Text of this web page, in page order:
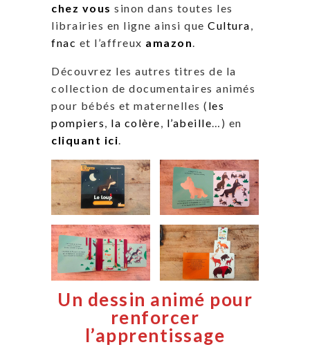
chez vous sinon dans toutes les
librairies en ligne ainsi que Cultura
fnac et l’affreux amazon
Découvrez les autres titres de la
collection de documentaires animés
pour bébés et maternelles ( les
pompiers
la colère l’abeille …) en
cliquant ici
Un dessin animé pour
renforcer
l’apprentissage